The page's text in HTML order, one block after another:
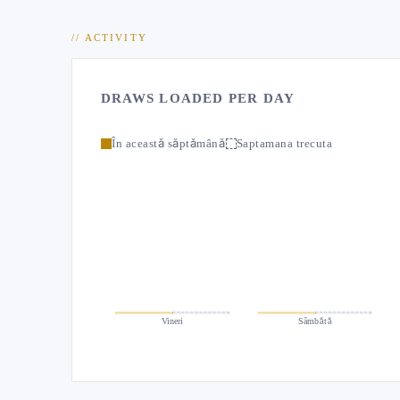
// ACTIVITY
DRAWS LOADED PER DAY
În această săptămână Saptamana trecuta
Vineri Sâmbătă